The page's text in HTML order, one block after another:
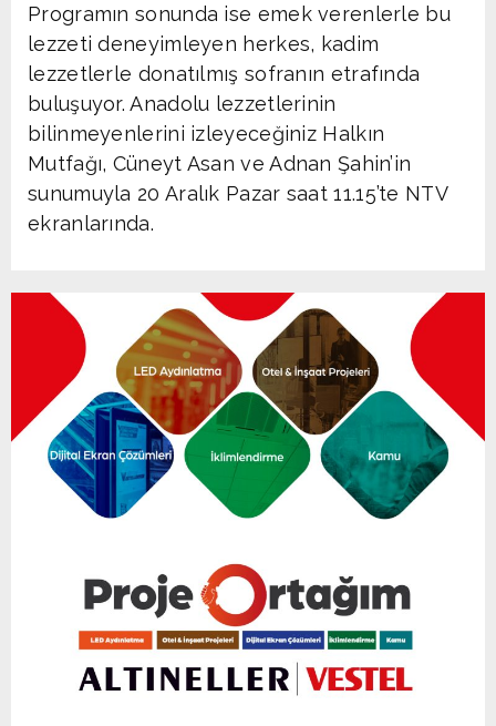
Programın sonunda ise emek verenlerle bu
lezzeti deneyimleyen herkes, kadim
lezzetlerle donatılmış sofranın etrafında
buluşuyor. Anadolu lezzetlerinin
bilinmeyenlerini izleyeceğiniz Halkın
Mutfağı, Cüneyt Asan ve Adnan Şahin’in
sunumuyla 20 Aralık Pazar saat 11.15’te NTV
ekranlarında.